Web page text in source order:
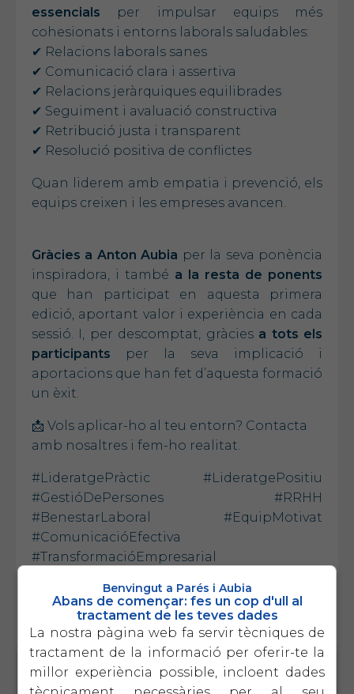
essencials per impulsar equips més
cohesionats i entorns laborals saludables:
✔ Relacions laborals sanes
✔ Comunicació clara i assertiva
✔ Relacions jeràrquiques equilibrades
✔ Seguiment i avaluació constructiva
✔ Retribució justa i transparent
✔ Resolució positiva de conflictes
Quan liderem amb empatia i prevenció, els
equips creixen i les empreses avancen.
Gràcies a Anton Aubia per la seva ponència
inspiradora, i també a la resta de ponents
que han participat en aquesta primera
edició, aportant valor i experiència en cada
sessió. I, per descomptat, gràcies a tots els
participants per la seva implicació i
aportacions que han fet d’aquesta formació
un èxit.
📩 Vols aplicar-ho al teu entorn? Contacta
amb nosaltres i fem-ho realitat.
#LideratgePràctic #LideratgePositiu
#GestióDePersones #RRHH
#BenestarLaboral #EquipMotivat
#ComunicacióEfectiva
#TransformacióEmpresarial
ACCIONS FORMATIVES
Benvingut a Parés i Aubia
Abans de començar: fes un cop d'ull al
tractament de les teves dades
La nostra pàgina web fa servir tècniques de
tractament de la informació per oferir-te la
millor experiència possible, incloent dades